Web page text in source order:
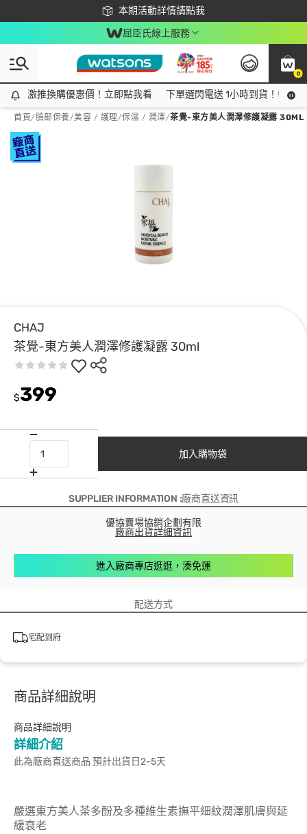
本期活動詳情請點我
下載app最高回饋$350
屈臣氏線上服務
0
激推換購優惠價！立即點我看
激推換購優惠價！立即點我看 下單選閃電送 1小時到貨！領神
首頁/臉部保養/美容 / 護理/保濕 / 潤澤/茶覺-東方美人潤澤修護凝露 30ML
CHAJ
茶覺-東方美人潤澤修護凝露 30ml
$399
加入購物袋
SUPPLIER INFORMATION :廠商直送資訊
優協賣場協銷企劃有限
廠商出貨詳細資訊
進入廠商專店逛逛，湊免運
配送方式
宅配到府
商品詳細說明
商品詳細說明
詳細介紹
此為廠商直送商品 預計出貨日2-5天
嚴選東方美人茶多酚及多種維生素撫平細紋潤澤肌膚與延
緩衰老